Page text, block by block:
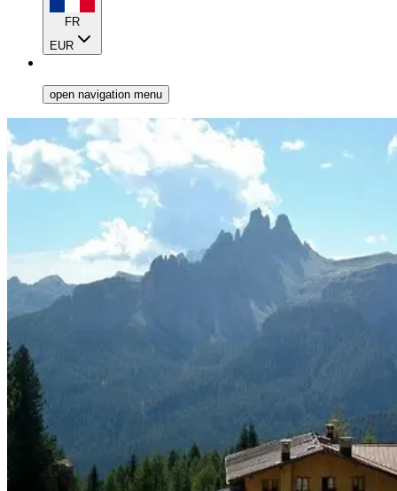
FR
EUR
open navigation menu